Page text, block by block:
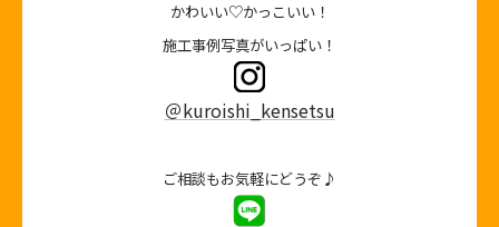
かわいい♡かっこいい！
施工事例写真がいっぱい！
＠kuroishi_kensetsu
ご相談もお気軽にどうぞ♪